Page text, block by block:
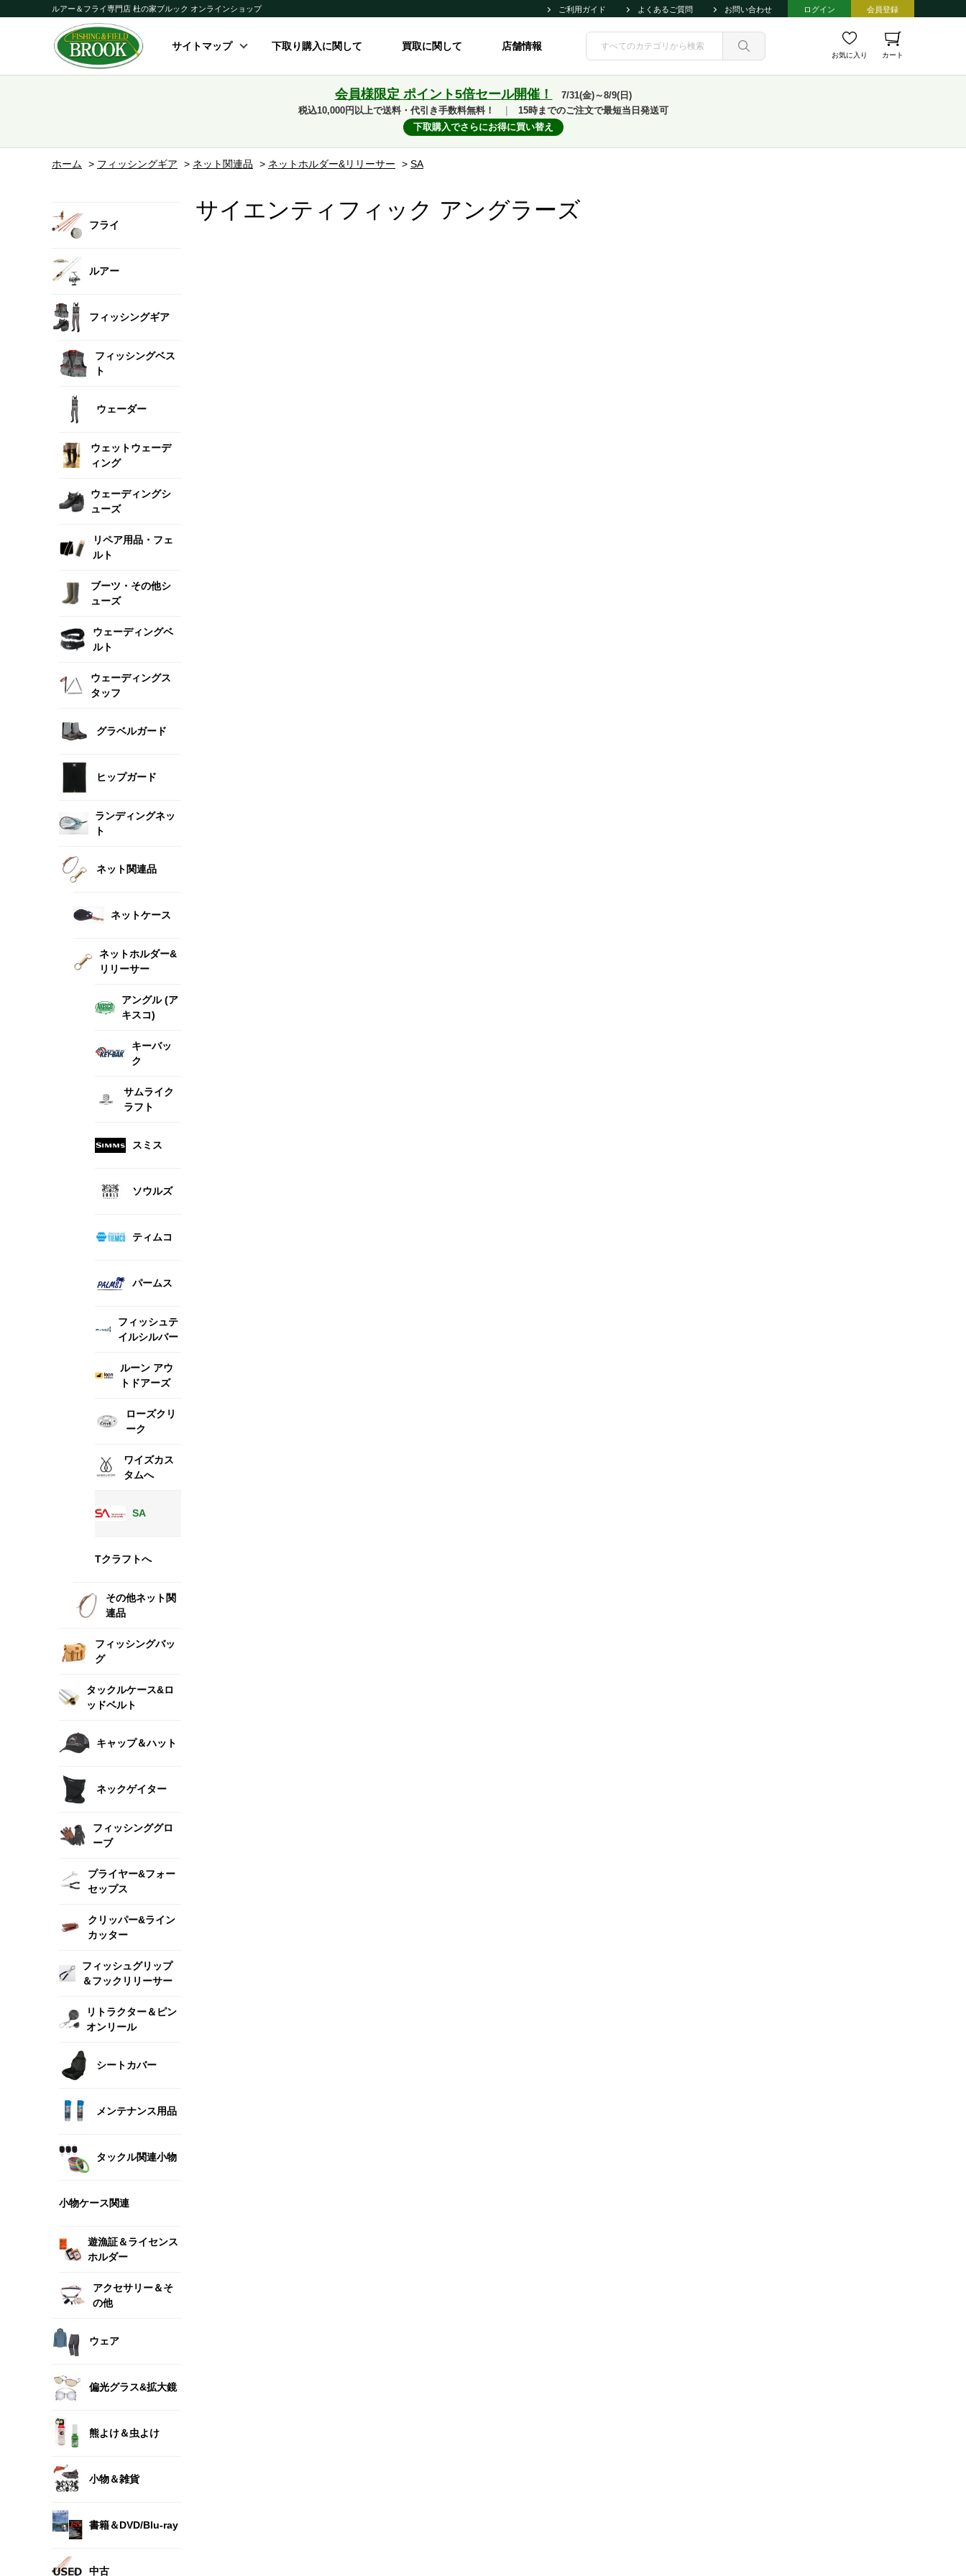
ルアー＆フライ専門店 杜の家ブルック オンラインショップ ご利用ガイド よくあるご質問 お問い合わせ ログイン 会員登録
サイトマップ 下取り購入に関して 買取に関して 店舗情報
お気に入り カート
会員様限定 ポイント5倍セール開催！
7/31(金)～8/9(日)
税込10,000円以上で送料・代引き手数料無料！
15時までのご注文で最短当日発送可
下取購入でさらにお得に買い替え
ホーム > フィッシングギア > ネット関連品 > ネットホルダー&リリーサー > SA
フライ
ルアー
フィッシングギア
フィッシングベス
ト
ウェーダー
ウェットウェーデ
ィング
ウェーディングシ
ューズ
リペア用品・フェ
ルト
ブーツ・その他シ
ューズ
ウェーディングベ
ルト
ウェーディングス
タッフ
グラベルガード
ヒップガード
ランディングネッ
ト
ネット関連品
ネットケース
ネットホルダー&
リリーサー
アングル (ア
キスコ)
キーバッ
ク
サムライク
ラフト
スミス
ソウルズ
ティムコ
パームス
フィッシュテ
イルシルバー
ルーン アウ
トドアーズ
ローズクリ
ーク
ワイズカス
タムへ
SA
Tクラフトへ
その他ネット関
連品
フィッシングバッ
グ
タックルケース&ロ
ッドベルト
キャップ＆ハット
ネックゲイター
フィッシンググロ
ーブ
プライヤー&フォー
セップス
クリッパー&ライン
カッター
フィッシュグリップ
＆フックリリーサー
リトラクター＆ピン
オンリール
シートカバー
メンテナンス用品
タックル関連小物
小物ケース関連
遊漁証＆ライセンス
ホルダー
アクセサリー＆そ
の他
ウェア
偏光グラス&拡大鏡
熊よけ＆虫よけ
小物＆雑貨
書籍＆DVD/Blu-ray
中古
サイエンティフィック アングラーズ